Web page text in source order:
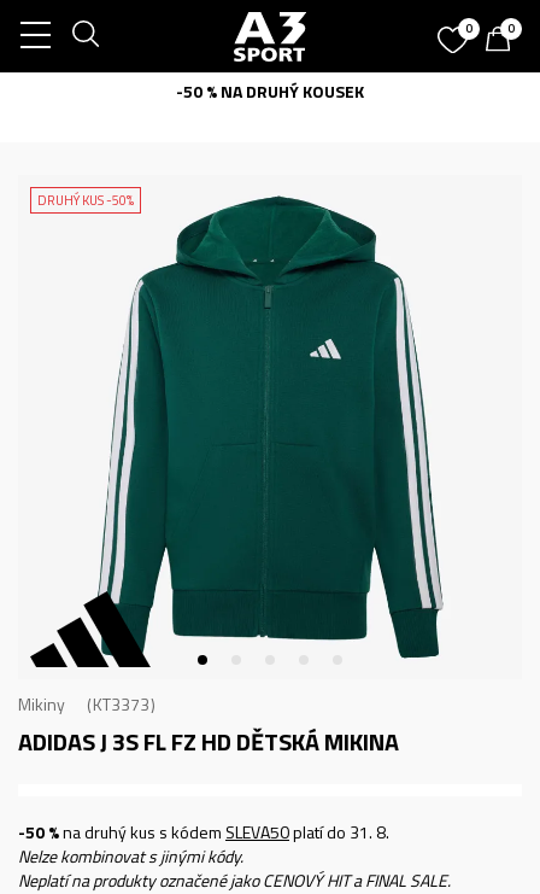
0 0
-50 % NA DRUHÝ KOUSEK
DRUHÝ KUS -50%
Mikiny KT3373
ADIDAS J 3S FL FZ HDDĚTSKÁ MIKINA
-50 %na druhý kus s kódem SLEVA50platí do 31. 8.
Nelze kombinovat s jinými kódy.
Neplatí na produkty označené jako CENOVÝ HIT a FINAL SALE.